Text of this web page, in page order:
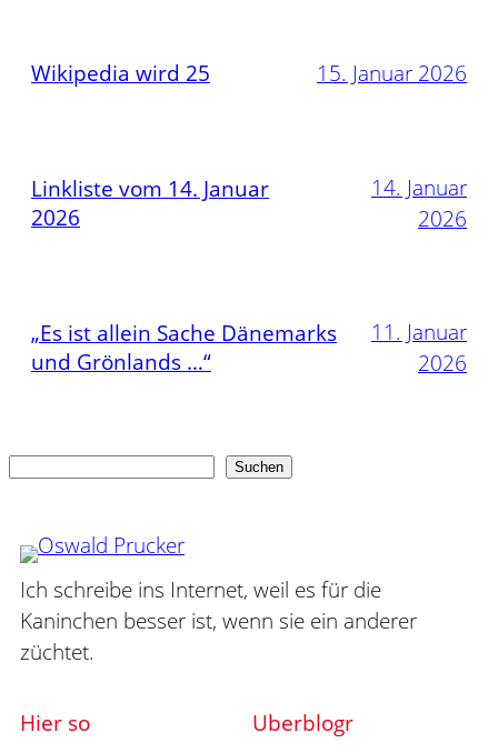
Wikipedia wird 25 15. Januar 2026
Linkliste vom 14. Januar
2026
14. Januar
2026
„Es ist allein Sache Dänemarks
und Grönlands …“
11. Januar
2026
Suchen
Ich schreibe ins Internet, weil es für die
Kaninchen besser ist, wenn sie ein anderer
züchtet.
Hier so Uberblogr